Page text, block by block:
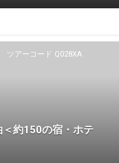
ツアーコード Q028XA
約150の宿・ホテ